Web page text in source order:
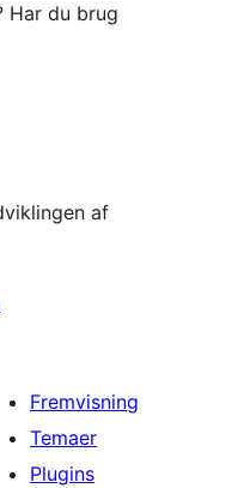
Har du brug
af
Fremvisning
Temaer
Plugins